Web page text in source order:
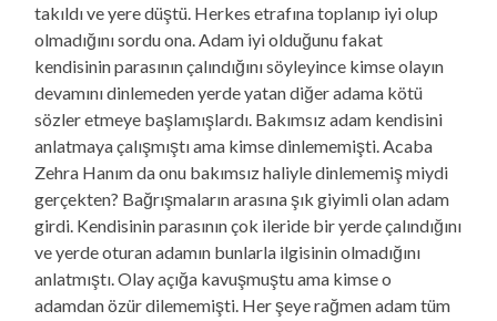
takıldı ve yere düştü. Herkes etrafına toplanıp iyi olup
olmadığını sordu ona. Adam iyi olduğunu fakat
kendisinin parasının çalındığını söyleyince kimse olayın
devamını dinlemeden yerde yatan diğer adama kötü
sözler etmeye başlamışlardı. Bakımsız adam kendisini
anlatmaya çalışmıştı ama kimse dinlememişti. Acaba
Zehra Hanım da onu bakımsız haliyle dinlememiş miydi
gerçekten? Bağrışmaların arasına şık giyimli olan adam
girdi. Kendisinin parasının çok ileride bir yerde çalındığını
ve yerde oturan adamın bunlarla ilgisinin olmadığını
anlatmıştı. Olay açığa kavuşmuştu ama kimse o
adamdan özür dilememişti. Her şeye rağmen adam tüm